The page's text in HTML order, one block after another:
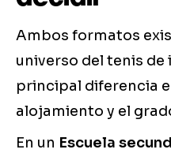
Ambos formatos
universo del tenis de
principal diferencia
alojamiento y el
En un Escuela